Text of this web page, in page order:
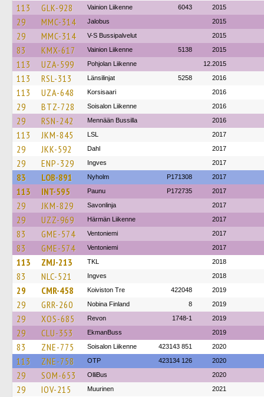
113 GLK-928 Vainion Liikenne 6043 2015
29 MMC-314 Jalobus 2015
29 MMC-314 V-S Bussipalvelut 2015
83 KMX-617 Vainion Liikenne 5138 2015
113 UZA-599 Pohjolan Liikenne 12.2015
113 RSL-313 Länsilinjat 5258 2016
113 UZA-648 Korsisaari 2016
29 BTZ-728 Soisalon Liikenne 2016
29 RSN-242 Mennään Bussilla 2016
113 JKM-845 LSL 2017
29 JKK-592 Dahl 2017
29 ENP-329 Ingves 2017
83 LOB-891 Nyholm P171308 2017
113 INT-595 Paunu P172735 2017
29 JKM-829 Savonlinja 2017
29 UZZ-969 Härmän Liikenne 2017
83 GME-574 Ventoniemi 2017
83 GME-574 Ventoniemi 2017
113 ZMJ-213 TKL 2018
83 NLC-521 Ingves 2018
29 CMR-458 Koiviston Tre 422048 2019
29 GRR-260 Nobina Finland 8 2019
29 XOS-685 Revon 1748-1 2019
29 CLU-353 EkmanBuss 2019
83 ZNE-775 Soisalon Liikenne 423143 851 2020
113 ZNE-758 OTP 423134 126 2020
29 SOM-653 OlliBus 2020
29 IOV-215 Muurinen 2021